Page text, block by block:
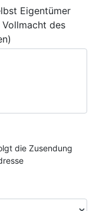
Eigentümer
des
die Zusendung